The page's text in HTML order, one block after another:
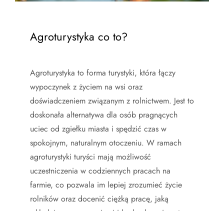
Agroturystyka co to?
Agroturystyka to forma turystyki, która łączy
wypoczynek z życiem na wsi oraz
doświadczeniem związanym z rolnictwem. Jest to
doskonała alternatywa dla osób pragnących
uciec od zgiełku miasta i spędzić czas w
spokojnym, naturalnym otoczeniu. W ramach
agroturystyki turyści mają możliwość
uczestniczenia w codziennych pracach na
farmie, co pozwala im lepiej zrozumieć życie
rolników oraz docenić ciężką pracę, jaką